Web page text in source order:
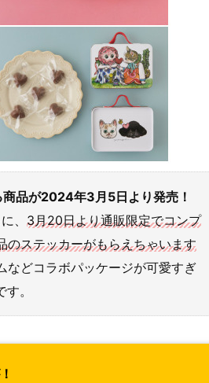
商品が2024年3月5日より発売！
、 3月20日より通販限定でコンプ
のステッカーがもらえちゃいます
どコラボパッケージが可愛すぎ
。